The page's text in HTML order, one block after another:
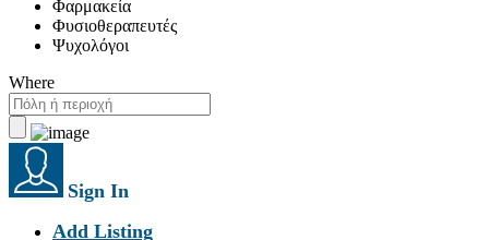
Φαρμακεία
Φυσιοθεραπευτές
Ψυχολόγοι
Where
Sign In
Add Listing